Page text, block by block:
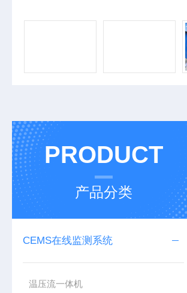
PRODUCT
产品分类
CEMS在线监测系统
温压流一体机